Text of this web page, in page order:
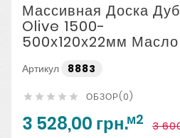
Массивная Доска Дуб
Olive 1500-
500х120х22мм Масло
Артикул 8883
     ОБЗОР(0)
3 528,00 грн.м2 3